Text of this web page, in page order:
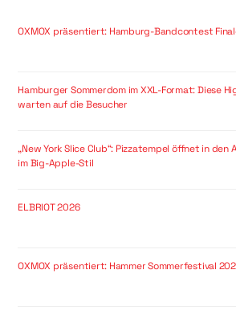
OXMOX präsentiert: Hamburg-Bandcontest
Hamburger Sommerdom im XXL-Format: Diese
warten auf die Besucher
„New York Slice Club“: Pizzatempel öffnet in den
im Big-Apple-Stil
ELBRIOT 2026
OXMOX präsentiert: Hammer Sommerfestival